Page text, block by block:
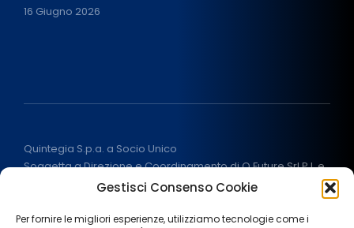
Gestisci Consenso Cookie
Per fornire le migliori esperienze, utilizziamo tecnologie come i
16 Giugno 2026
Quintegia S.p.a. a Socio Unico
Soggetta a Direzione e Coordinamento di Q Future Srl P.I. e
C.F. 05507380268
ALL RIGHT RESERVED 2026